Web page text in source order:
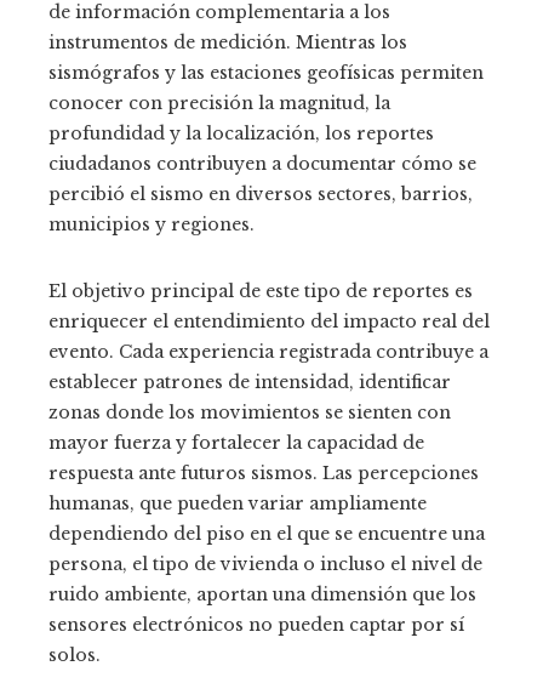
de información complementaria a los
instrumentos de medición. Mientras los
sismógrafos y las estaciones geofísicas permiten
conocer con precisión la magnitud, la
profundidad y la localización, los reportes
ciudadanos contribuyen a documentar cómo se
percibió el sismo en diversos sectores, barrios,
municipios y regiones.
El objetivo principal de este tipo de reportes es
enriquecer el entendimiento del impacto real del
evento. Cada experiencia registrada contribuye a
establecer patrones de intensidad, identificar
zonas donde los movimientos se sienten con
mayor fuerza y fortalecer la capacidad de
respuesta ante futuros sismos. Las percepciones
humanas, que pueden variar ampliamente
dependiendo del piso en el que se encuentre una
persona, el tipo de vivienda o incluso el nivel de
ruido ambiente, aportan una dimensión que los
sensores electrónicos no pueden captar por sí
solos.